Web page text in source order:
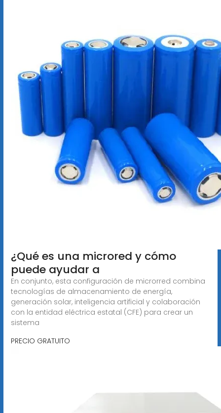
¿Qué es una microred y cómo
puede ayudar a
En conjunto, esta configuración de microrred combina
tecnologías de almacenamiento de energía,
generación solar, inteligencia artificial y colaboración
con la entidad eléctrica estatal (CFE) para crear un
sistema
PRECIO GRATUITO